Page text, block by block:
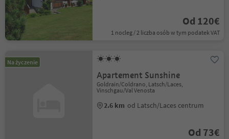
Od 120€
1 nocleg / 2 liczba osób w tym podatek VAT
Na życzenie
Apartement Sunshine
Goldrain/Coldrano, Latsch/Laces,
Vinschgau/Val Venosta
2.6 km od Latsch/Laces centrum
Od 73€